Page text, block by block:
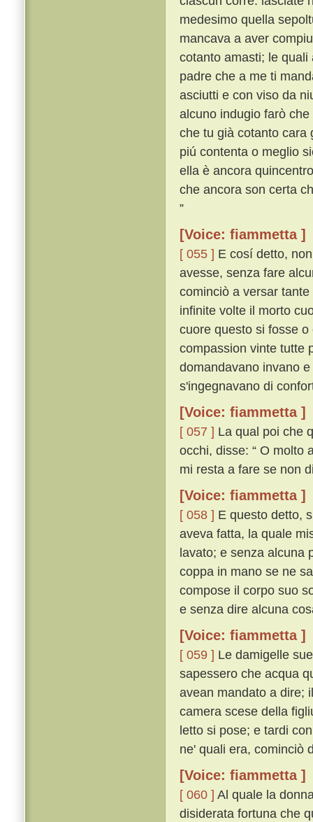
medesimo quella
mancava a aver
cotanto amasti; le
padre che a me ti
asciutti e con viso da
alcuno indugio farò
che tu già cotanto cara
piú contenta o meglio
ella è ancora
che ancora son certa
”
[Voice: fiammetta ]
[ 055 ] E cosí detto,
avesse, senza fare
cominciò a versar
infinite volte il morto
cuore questo si fosse
compassion vinte tutte
domandavano invano
s'ingegnavano di
[Voice: fiammetta ]
[ 057 ] La qual poi che
occhi, disse: “ O molto
mi resta a fare se non
[Voice: fiammetta ]
[ 058 ] E questo detto,
aveva fatta, la quale
lavato; e senza alcuna
coppa in mano se ne
compose il corpo suo
e senza dire alcuna
[Voice: fiammetta ]
[ 059 ] Le damigelle
sapessero che acqua
avean mandato a dire;
camera scese della
letto si pose; e tardi
ne' quali era, cominciò
[Voice: fiammetta ]
[ 060 ] Al quale la
disiderata fortuna che